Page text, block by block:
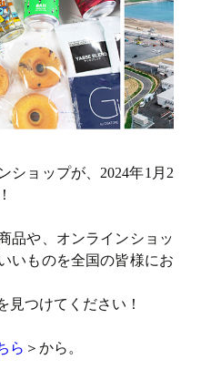
からのお知らせ
ショップが、2024年1月2
品や、オンラインショッ
いものを全国の皆様にお
見つけてください！
ら ＞から。